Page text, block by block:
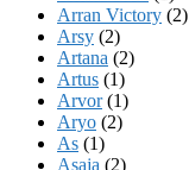
Arran Victory (2)
Arsy (2)
Artana (2)
Artus (1)
Arvor(1)
Aryo (2)
As (1)
Asaja (2)